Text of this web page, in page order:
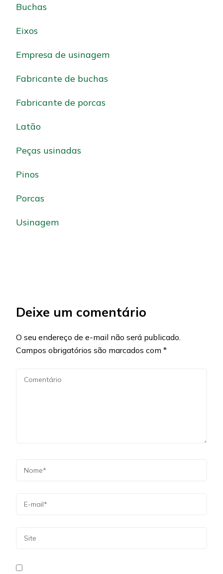
Buchas
Eixos
Empresa de usinagem
Fabricante de buchas
Fabricante de porcas
Latão
Peças usinadas
Pinos
Porcas
Usinagem
Deixe um comentário
O seu endereço de e-mail não será publicado.
Campos obrigatórios são marcados com *